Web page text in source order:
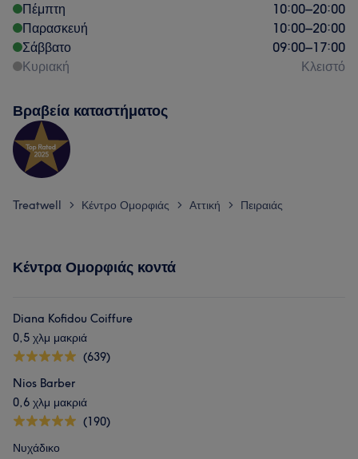
Πέμπτη
10:00–20:00
Παρασκευή
10:00–20:00
Σάββατο
09:00–17:00
Κυριακή
Κλειστό
Βραβεία καταστήματος
Treatwell > Κέντρο Ομορφιάς > Αττική > Πειραιάς
Κέντρα Ομορφιάς κοντά
Diana Kofidou Coiffure
0,5 χλμ μακριά
(639)
Nios Barber
0,6 χλμ μακριά
(190)
Νυχάδικο